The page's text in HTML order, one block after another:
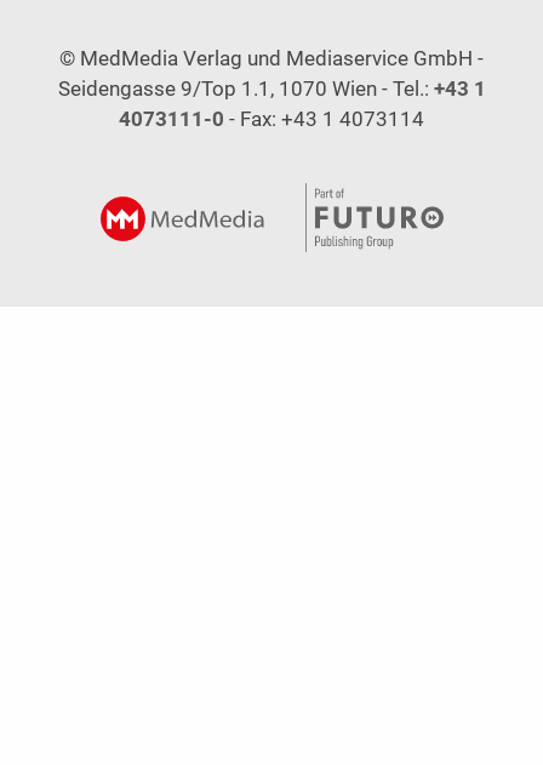
© MedMedia Verlag und Mediaservice GmbH -
Seidengasse 9/Top 1.1, 1070 Wien - Tel.: +43 1
4073111-0 - Fax: +43 1 4073114